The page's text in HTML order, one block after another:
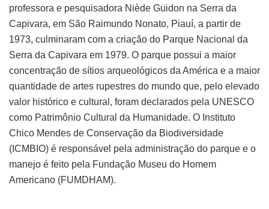
professora e pesquisadora Niède Guidon na Serra da
Capivara, em São Raimundo Nonato, Piauí, a partir de
1973, culminaram com a criação do Parque Nacional da
Serra da Capivara em 1979. O parque possui a maior
concentração de sítios arqueológicos da América e a maior
quantidade de artes rupestres do mundo que, pelo elevado
valor histórico e cultural, foram declarados pela UNESCO
como Patrimônio Cultural da Humanidade. O Instituto
Chico Mendes de Conservação da Biodiversidade
(ICMBIO) é responsável pela administração do parque e o
manejo é feito pela Fundação Museu do Homem
Americano (FUMDHAM).